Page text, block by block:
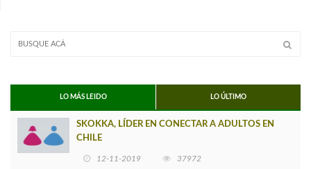
LO MÁS LEIDO LO ÚLTIMO
SKOKKA, LÍDER EN CONECTAR A ADULTOS EN
CHILE
12-11-2019 37972